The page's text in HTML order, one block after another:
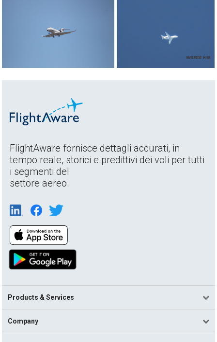
FlightAware fornisce dettagli accurati, in
tempo reale, storici e predittivi dei voli per tutti
i segmenti del
settore aereo.
Products & Services
Company